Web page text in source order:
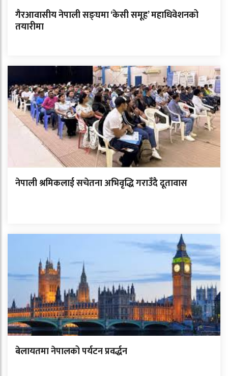
गैरआवासीय नेपाली सङ्घमा ‘केसी समूह’ महाधिवेशनको
तयारीमा
नेपाली श्रमिकलाई सचेतना अभिवृद्धि गराउँदै दूतावास
बेलायतमा नेपालको पर्यटन प्रवर्द्धन